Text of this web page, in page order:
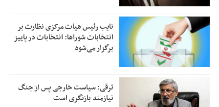
نایب رئیس هیات مرکزی نظارت بر
انتخابات شوراها: انتخابات در پاییز
برگزار می‌شود
ترقی: سیاست خارجی پس از جنگ
نیازمند بازنگری است